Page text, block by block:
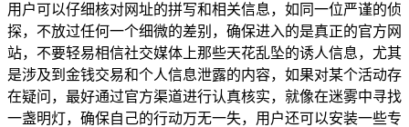
用户可以仔细核对网址的拼写和相关信息，如同一位严谨的侦
探，不放过任何一个细微的差别，确保进入的是真正的官方网
站，不要轻易相信社交媒体上那些天花乱坠的诱人信息，尤其
是涉及到金钱交易和个人信息泄露的内容，如果对某个活动存
在疑问，最好通过官方渠道进行认真核实，就像在迷雾中寻找
一盏明灯，确保自己的行动万无一失，用户还可以安装一些专